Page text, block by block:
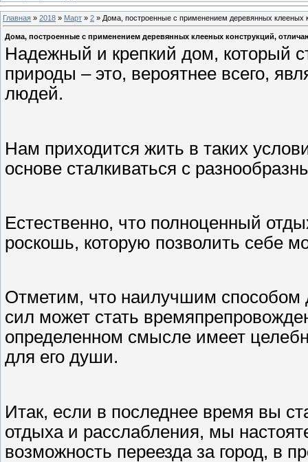
Главная » 2018 » Март » 2 » Дома, построенные с применением деревянных клееных
Дома, построенные с применением деревянных клееных конструкций,
Надежный и крепкий дом, который
природы – это, вероятнее всего,
людей.
Нам приходится жить в таких
основе сталкиваться с
Естественно, что полноценный
роскошь, которую позволить себе
Отметим, что наилучшим способом
сил может стать
определенном смысле имеет
для его души.
Итак, если в последнее время вы
отдыха и расслабления, мы
возможность переезда за город, в